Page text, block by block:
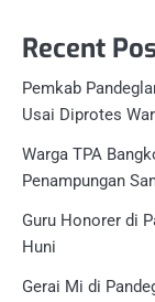
Recent
Pemkab
Usai Diprotes
Warga TPA
Penampungan
Guru Honorer di
Huni
Gerai Mi di